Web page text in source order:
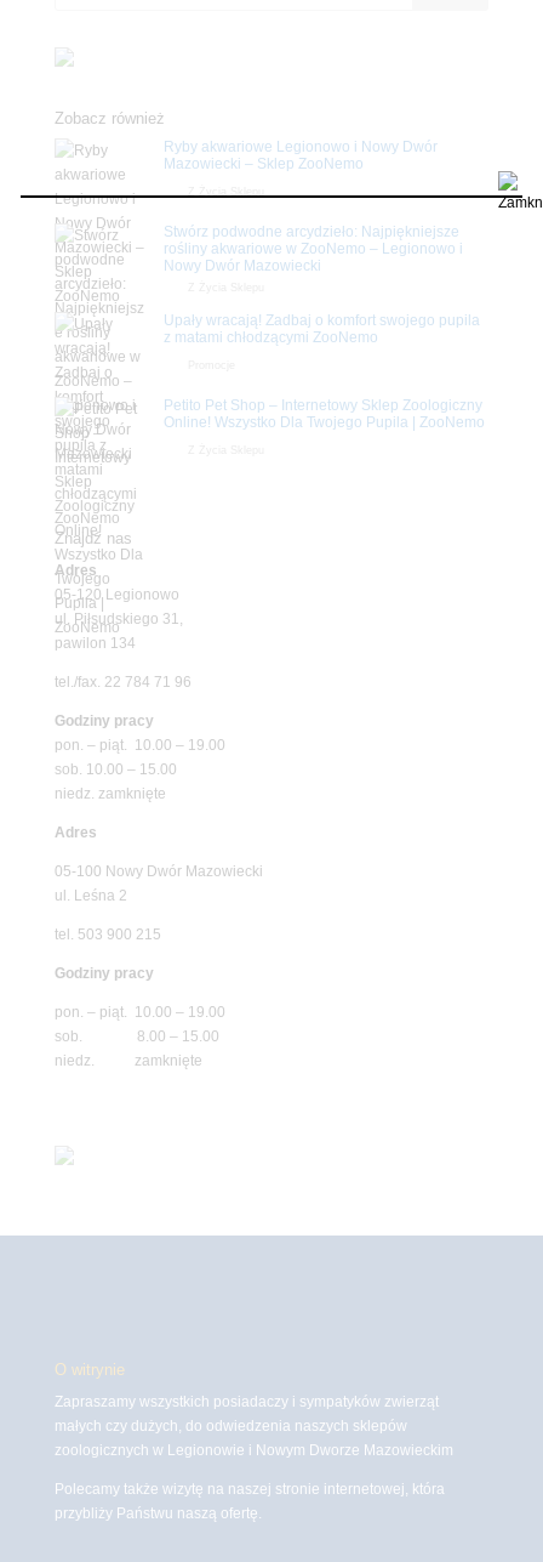
Zobacz również
Ryby akwariowe Legionowo i Nowy Dwór
Mazowiecki – Sklep ZooNemo
Stwórz podwodne arcydzieło: Najpiękniejsze
rośliny akwariowe w ZooNemo – Legionowo i
Nowy Dwór Mazowiecki
Upały wracają! Zadbaj o komfort swojego pupila
z matami chłodzącymi ZooNemo
Petito Pet Shop – Internetowy Sklep Zoologiczny
Online! Wszystko Dla Twojego Pupila | ZooNemo
Znajdź nas
Adres
05-120 Legionowo
ul. Piłsudskiego 31,
pawilon 134
tel./fax. 22 784 71 96
Godziny pracy
pon. – piąt. 10.00 – 19.00
sob. 10.00 – 15.00
niedz. zamknięte
Adres
05-100 Nowy Dwór Mazowiecki
ul. Leśna 2
tel. 503 900 215
Godziny pracy
pon. – piąt. 10.00 – 19.00
sob. 8.00 – 15.00
niedz. zamknięte
O witrynie
Zapraszamy wszystkich posiadaczy i sympatyków zwierząt
małych czy dużych, do odwiedzenia naszych sklepów
zoologicznych w Legionowie i Nowym Dworze Mazowieckim
Polecamy także wizytę na naszej stronie internetowej, która
przybliży Państwu naszą ofertę.